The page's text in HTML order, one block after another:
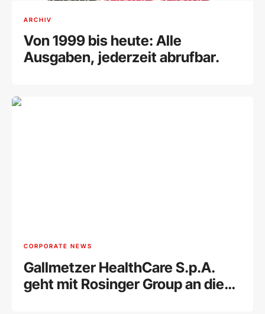
ARCHIV
Von 1999 bis heute: Alle
Ausgaben, jederzeit abrufbar.
CORPORATE NEWS
Gallmetzer HealthCare S.p.A.
geht mit Rosinger Group an die